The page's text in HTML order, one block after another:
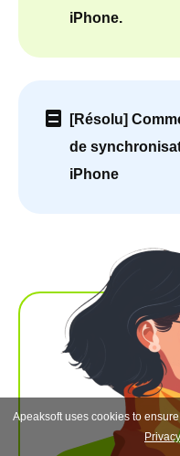
iPhone.
[Résolu]
de
iPhone
Apeaksoft uses cookies to